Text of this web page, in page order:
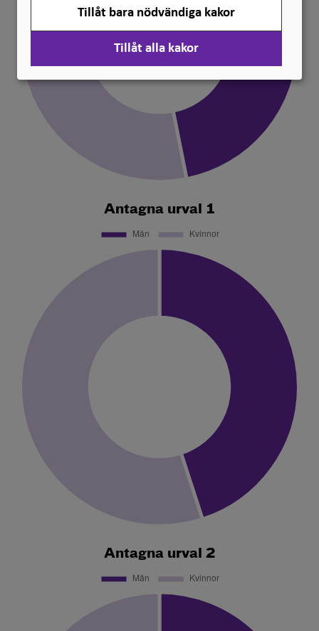
Antagna urval 1
Antagna urval 2
Tillåt bara nödvändiga kakor
Tillåt alla kakor